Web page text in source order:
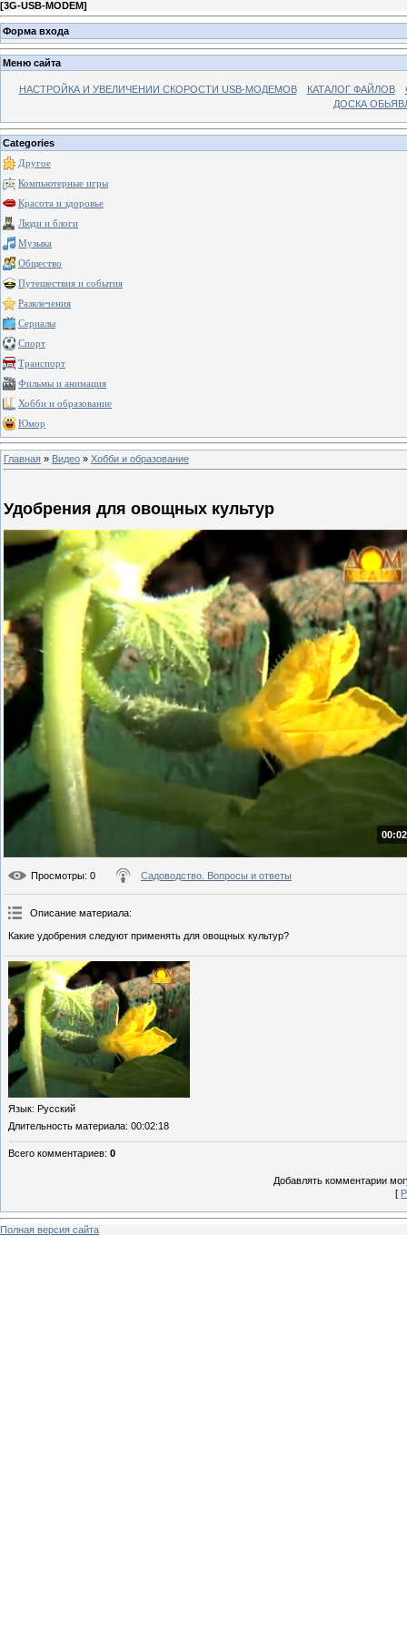
[3G-USB-MODEM]
Форма входа
Меню сайта
НАСТРОЙКА И УВЕЛИЧЕНИИ СКОРОСТИ USB-МОДЕМОВ КАТАЛОГ ФАЙЛОВ
ДОСКА
Categories
Другое
Компьютерные игры
Красота и здоровье
Люди и блоги
Музыка
Общество
Путешествия и события
Развлечения
Сериалы
Спорт
Транспорт
Фильмы и анимация
Хобби и образование
Юмор
Главная » Видео » Хобби и образование
Удобрения для овощных культур
Просмотры: 0 Садоводство. Вопросы и ответы
Описание материала:
Какие удобрения следуют применять для овощных культур?
Язык: Русский
Длительность материала: 00:02:18
Всего комментариев: 0
Добавлять комментарии
[
Полная версия сайта